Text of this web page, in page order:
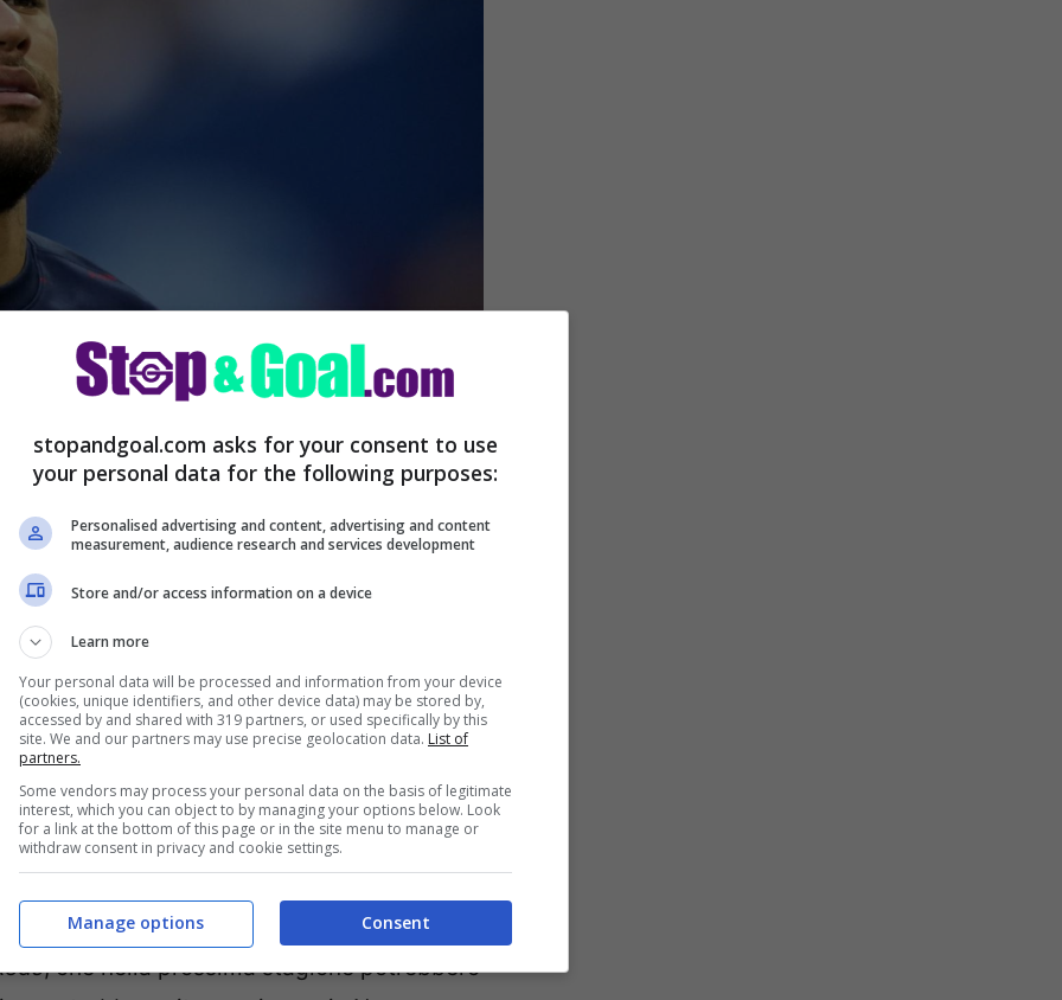
e non solo:CLICCA QUI
Neymar: le ultime
le ultime notizie sul futuro di Neymar,
, che nella prossima stagione potrebbero
stopandgoal.com asks for your consent to use
your personal data for the following purposes:
Personalised advertising and content, advertising and content
measurement, audience research and services development
Store and/or access information on a device
Learn more
Your personal data will be processed and information from your device
(cookies, unique identifiers, and other device data) may be stored by,
accessed by and shared with 319 partners, or used specifically by this
site. We and our partners may use precise geolocation data. List of
partners.
Some vendors may process your personal data on the basis of legitimate
interest, which you can object to by managing your options below. Look
for a link at the bottom of this page or in the site menu to manage or
withdraw consent in privacy and cookie settings.
Consent
Manage options